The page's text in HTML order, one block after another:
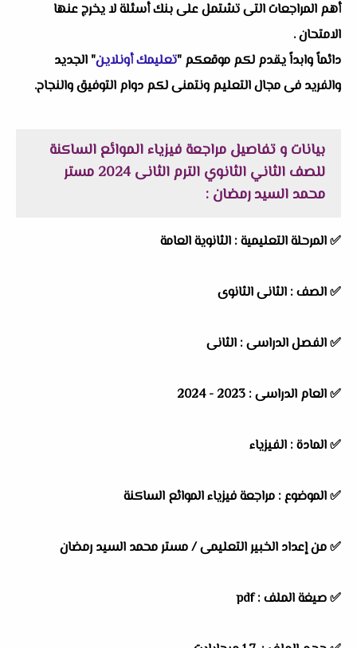
أهم المراجعات التى تشتمل على بنك أسئلة لا يخرج عنها
الامتحان .
دائماً وابداً يقدم لكم موقعكم "تعليمك أونلاين" الجديد
والفريد فى مجال التعليم ونتمنى لكم دوام التوفيق والنجاح.
بيانات و تفاصيل مراجعة فيزياء الموائع الساكنة
للصف الثاني الثانوي الترم الثانى 2024 مستر
محمد السيد رمضان :
✅ المرحلة التعليمية : الثانوية العامة
✅ الصف : الثانى الثانوى
✅ الفصل الدراسى : الثانى
✅ العام الدراسى : 2023 - 2024
✅ المادة : الفيزياء
✅ الموضوع : مراجعة فيزياء الموائع الساكنة
✅ من إعداد الخبير التعليمى /مستر محمد السيد رمضان
✅ صيغة الملف : pdf